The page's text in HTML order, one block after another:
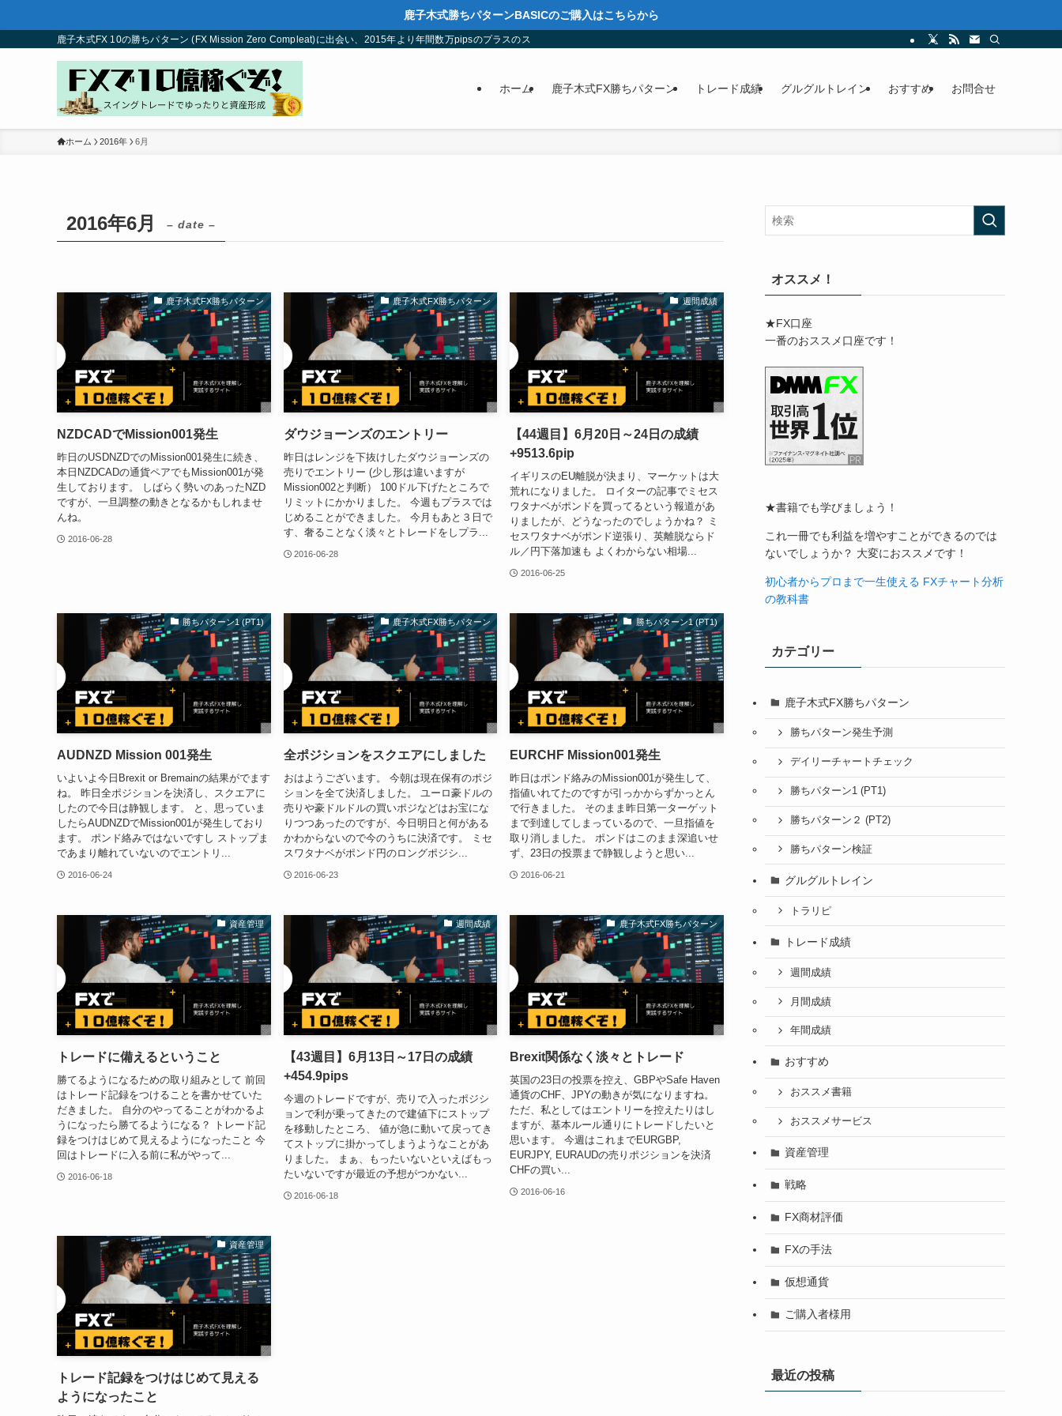
鹿子木式勝ちパターンBASICのご購入はこちらから
鹿子木式FX 10の勝ちパターン (FX Mission Zero Compleat)に出会い、2015年より年間数万pipsのプラスのスイングトレーダーになりました。 無理せずストレスもかけず、安定運用で10億円の資産構築を目指します！！
ホーム 鹿子木式FX勝ちパターン トレード成績 グルグルトレイン おすすめ お問合せ
ホーム 2016年 6月
2016年6月 – date –
鹿子木式FX勝ちパターン
NZDCADでMission001発生
昨日のUSDNZDでのMission001発生に続き、
本日NZDCADの通貨ペアでもMission001が発
生しております。 しばらく勢いのあったNZD
ですが、一旦調整の動きとなるかもしれませ
んね。
2016-06-28
鹿子木式FX勝ちパターン
ダウジョーンズのエントリー
昨日はレンジを下抜けしたダウジョーンズの
売りでエントリー (少し形は違いますが
Mission002と判断） 100ドル下げたところで
リミットにかかりました。 今週もプラスでは
じめることができました。 今月もあと３日で
す、奢ることなく淡々とトレードをしプラ...
2016-06-28
週間成績
【44週目】6月20日～24日の成績
+9513.6pip
イギリスのEU離脱が決まり、マーケットは大
荒れになりました。 ロイターの記事でミセス
ワタナベがポンドを買ってるという報道があ
りましたが、どうなったのでしょうかね？ ミ
セスワタナベがポンド逆張り、英離脱ならド
ル／円下落加速も よくわからない相場...
2016-06-25
勝ちパターン1 (PT1)
AUDNZD Mission 001発生
いよいよ今日Brexit or Bremainの結果がでます
ね。 昨日全ポジションを決済し、スクエアに
したので今日は静観します。 と、思っていま
したらAUDNZDでMission001が発生しており
ます。 ポンド絡みではないですし ストップま
であまり離れていないのでエントリ...
2016-06-24
鹿子木式FX勝ちパターン
全ポジションをスクエアにしました
おはようございます。 今朝は現在保有のポジ
ションを全て決済しました。 ユーロ豪ドルの
売りや豪ドルドルの買いポジなどはお宝にな
りつつあったのですが、今日明日と何がある
かわからないので今のうちに決済です。 ミセ
スワタナベがポンド円のロングポジシ...
2016-06-23
勝ちパターン1 (PT1)
EURCHF Mission001発生
昨日はポンド絡みのMission001が発生して、
指値いれてたのですが引っかからずかっとん
で行きました。 そのまま昨日第一ターゲット
まで到達してしまっているので、一旦指値を
取り消しました。 ポンドはこのまま深追いせ
ず、23日の投票まで静観しようと思い...
2016-06-21
資産管理
トレードに備えるということ
勝てるようになるための取り組みとして 前回
はトレード記録をつけることを書かせていた
だきました。 自分のやってることがわかるよ
うになったら勝てるようになる？ トレード記
録をつけはじめて見えるようになったこと 今
回はトレードに入る前に私がやって...
2016-06-18
週間成績
【43週目】6月13日～17日の成績
+454.9pips
今週のトレードですが、売りで入ったポジシ
ョンで利が乗ってきたので建値下にストップ
を移動したところ、 値が急に動いて戻ってき
てストップに掛かってしまうようなことがあ
りました。 まぁ、もったいないといえばもっ
たいないですが最近の予想がつかない...
2016-06-18
鹿子木式FX勝ちパターン
Brexit関係なく淡々とトレード
英国の23日の投票を控え、GBPやSafe Haven
通貨のCHF、JPYの動きが気になりますね。
ただ、私としてはエントリーを控えたりはし
ますが、基本ルール通りにトレードしたいと
思います。 今週はこれまでEURGBP,
EURJPY, EURAUDの売りポジションを決済
CHFの買い...
2016-06-16
資産管理
トレード記録をつけはじめて見える
ようになったこと
オススメ！
★FX口座
一番のおススメ口座です！
★書籍でも学びましょう！
これ一冊でも利益を増やすことができるのでは
ないでしょうか？ 大変におススメです！
初心者からプロまで一生使える FXチャート分析
の教科書
カテゴリー
鹿子木式FX勝ちパターン
勝ちパターン発生予測
デイリーチャートチェック
勝ちパターン1 (PT1)
勝ちパターン２ (PT2)
勝ちパターン検証
グルグルトレイン
トラリピ
トレード成績
週間成績
月間成績
年間成績
おすすめ
おススメ書籍
おススメサービス
資産管理
戦略
FX商材評価
FXの手法
仮想通貨
ご購入者様用
最近の投稿